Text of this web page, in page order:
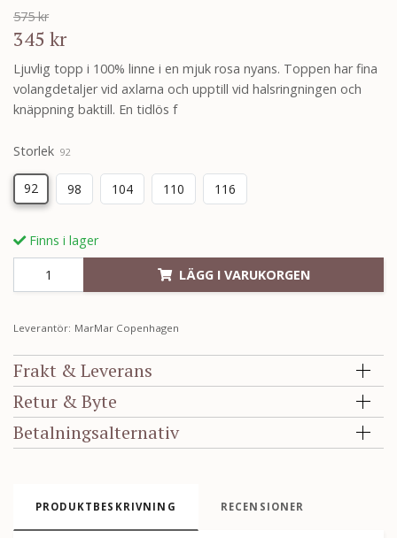
575 kr
345 kr
Ljuvlig topp i 100% linne i en mjuk rosa nyans. Toppen har fina
volangdetaljer vid axlarna och upptill vid halsringningen och
knäppning baktill. En tidlös f
Storlek 92
92 98 104 110 116
Finns i lager
LÄGG I VARUKORGEN
Leverantör: MarMar Copenhagen
Frakt & Leverans
Retur & Byte
Betalningsalternativ
PRODUKTBESKRIVNING RECENSIONER